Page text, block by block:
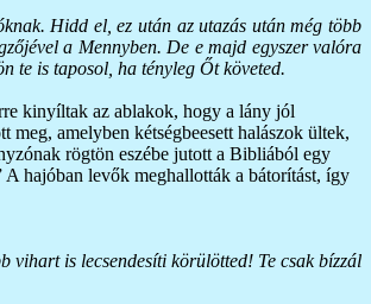
Hidd el, ez után az utazás után még több
a Mennyben. De e majd egyszer valóra
te is taposol, ha tényleg Őt követed.
kinyíltak az ablakok, hogy a lány jól
amelyben kétségbeesett halászok ültek,
rögtön eszébe jutott a Bibliából egy
A hajóban levők meghallották a bátorítást, így
vihart is lecsendesíti körülötted! Te csak bízzál